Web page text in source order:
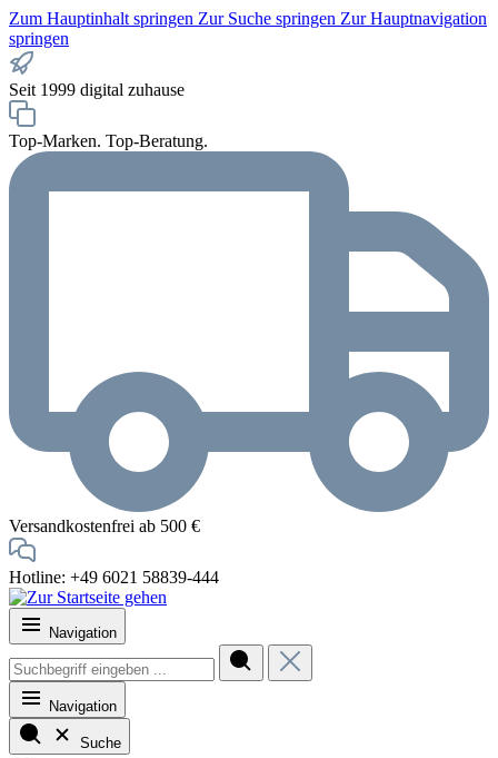
Zum Hauptinhalt springen Zur Suche springen Zur Hauptnavigation
springen
Seit 1999 digital zuhause
Top-Marken. Top-Beratung.
Versandkostenfrei ab 500 €
Hotline: +49 6021 58839-444
Navigation
Navigation
Suche